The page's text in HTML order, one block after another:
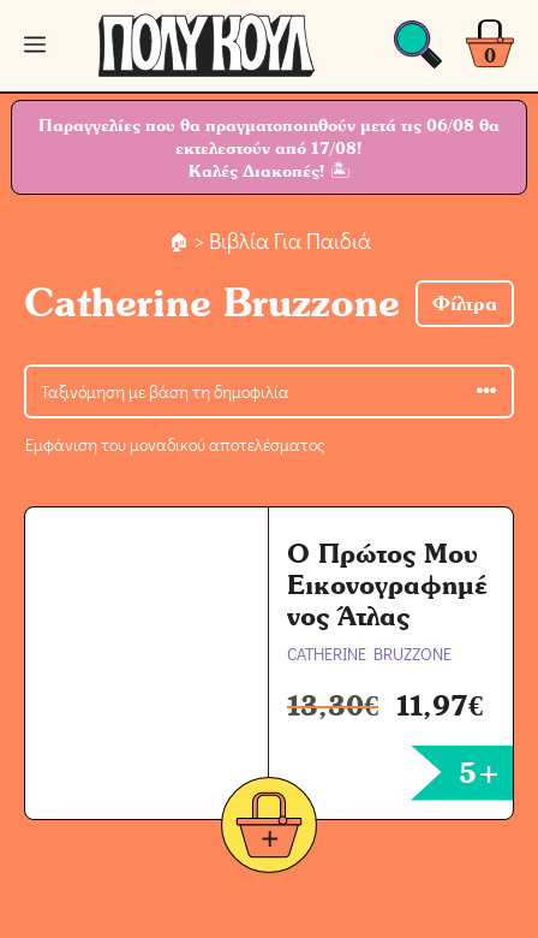
Μετάβαση
περιεχόμενο
0
Μενού
Παραγγελίες που θα πραγματοποιηθούν μετά τις 06/08 θα
εκτελεστούν από 17/08!
Καλές Διακοπές! 🏝
> Βιβλία Για Παιδιά
Catherine Bruzzone Φίλτρα
Εμφάνιση του μοναδικού αποτελέσματος
Ο Πρώτος Μου
Εικονογραφημέ
νος Άτλας
CATHERINE BRUZZONE
13,30€ 11,97€
5+